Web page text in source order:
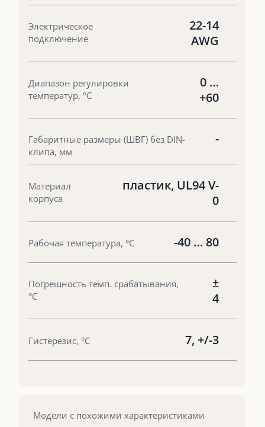
Электрическое
подключение
22-14
AWG
Диапазон регулировки
температур, °С
0 …
+60
Габаритные размеры (ШВГ) без DIN-
клипа, мм
-
Материал
корпуса
пластик, UL94 V-
0
Рабочая температура, °С -40 … 80
Погрешность темп. срабатывания,
°С
±
4
Гистерезис, °С 7, +/-3
Модели с похожими характеристиками